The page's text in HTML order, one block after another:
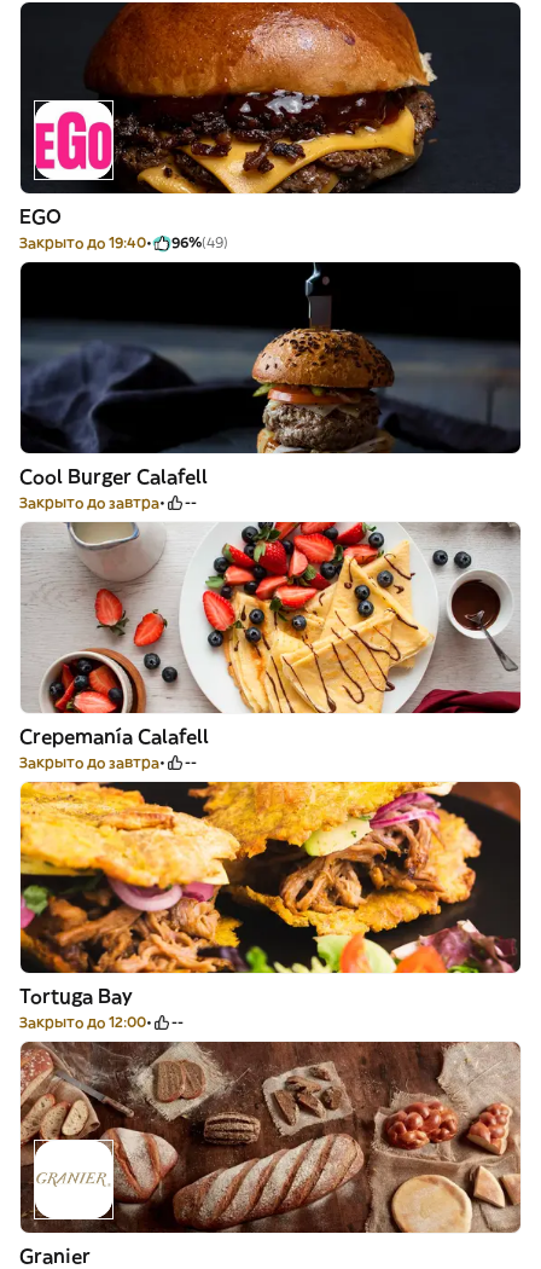
EGO
Закрыто до 19:40 96%(49)
Cool Burger Calafell
Закрыто до завтра --
Crepemanía Calafell
Закрыто до завтра --
Tortuga Bay
Закрыто до 12:00 --
Granier